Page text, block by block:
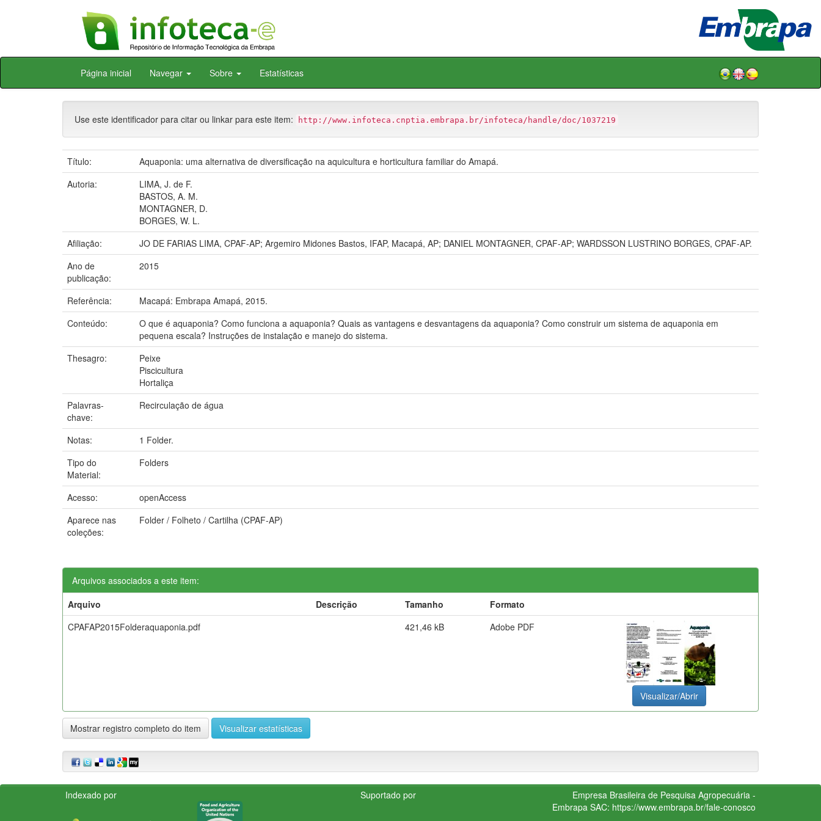
Skip
Página inicial Navegar Sobre Estatísticas
Use este identificador para citar ou linkar para este item: http://www.infoteca.cnptia.embrapa.br/infoteca/handle/doc/1037219
Título:
Aquaponia: uma alternativa de diversificação na aquicultura e horticultura familiar do Amapá.
Autoria:
LIMA, J. de F.
BASTOS, A. M.
MONTAGNER, D.
BORGES, W. L.
Afiliação:
JO DE FARIAS LIMA, CPAF-AP; Argemiro Midones Bastos, IFAP, Macapá, AP; DANIEL MONTAGNER, CPAF-AP; WARDSSON LUSTRINO BORGES, CPAF-AP.
Ano de
publicação:
2015
Referência:
Macapá: Embrapa Amapá, 2015.
Conteúdo:
O que é aquaponia? Como funciona a aquaponia? Quais as vantagens e desvantagens da aquaponia? Como construir um sistema de aquaponia em
pequena escala? Instruções de instalação e manejo do sistema.
Thesagro:
Peixe
Piscicultura
Hortaliça
Palavras-
chave:
Recirculação de água
Notas:
1 Folder.
Tipo do
Material:
Folders
Acesso:
openAccess
Aparece nas
coleções:
Folder / Folheto / Cartilha (CPAF-AP)
Arquivos associados a este item:
Arquivo
Descrição Tamanho
Formato
CPAFAP2015Folderaquaponia.pdf
421,46 kB Adobe PDF
Visualizar/Abrir
Mostrar registro completo do item Visualizar estatísticas
Indexado por Suportado por
Empresa Brasileira de Pesquisa Agropecuária -
Embrapa SAC: https://www.embrapa.br/fale-conosco